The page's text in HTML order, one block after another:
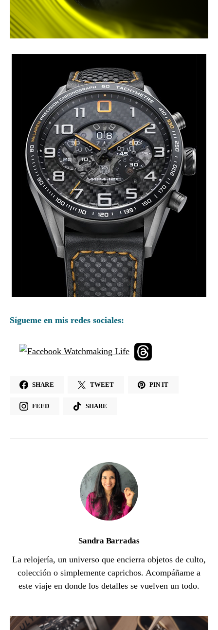
Sígueme en mis redes sociales:
SHARE TWEET PIN IT
FEED SHARE
Sandra Barradas
La relojería, un universo que encierra objetos de culto,
colección o simplemente caprichos. Acompáñame a
este viaje en donde los detalles se vuelven un todo.